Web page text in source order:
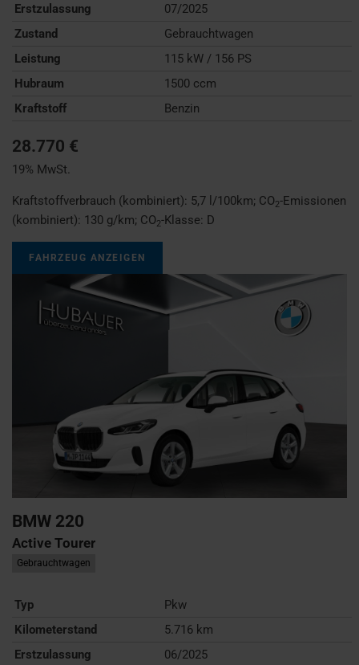
Erstzulassung
07/2025
Zustand
Gebrauchtwagen
Leistung
115 kW / 156 PS
Hubraum
1500 ccm
Kraftstoff
Benzin
28.770 €
19% MwSt.
Kraftstoffverbrauch (kombiniert): 5,7 l/100km; CO2-Emissionen
(kombiniert): 130 g/km; CO2-Klasse: D
FAHRZEUG ANZEIGEN
BMW 220
Active Tourer
Gebrauchtwagen
Typ
Pkw
Kilometerstand
5.716 km
Erstzulassung
06/2025